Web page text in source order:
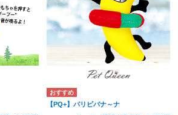
【PQ+】パリピバナ～ナ